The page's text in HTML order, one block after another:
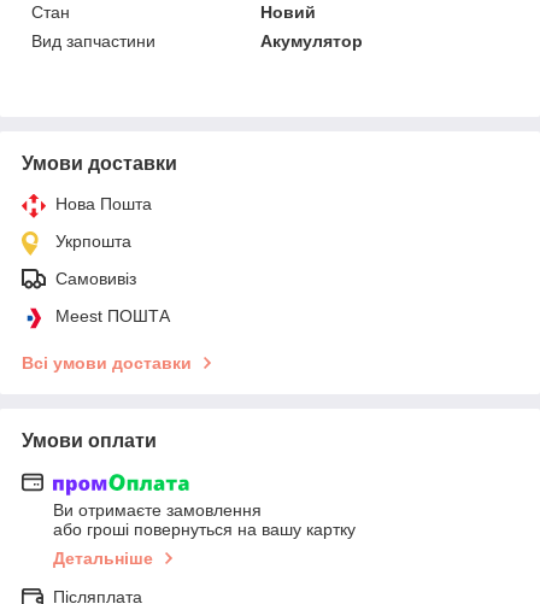
Стан
Новий
Вид запчастини
Акумулятор
Умови доставки
Нова Пошта
Укрпошта
Самовивіз
Meest ПОШТА
Всі умови доставки
Умови оплати
Ви отримаєте замовлення
або гроші повернуться на вашу картку
Детальніше
Післяплата